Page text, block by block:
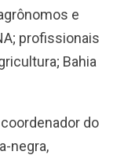
e
profissionais
Bahia
do
negra,